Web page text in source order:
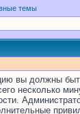
темы
вы должны
несколько